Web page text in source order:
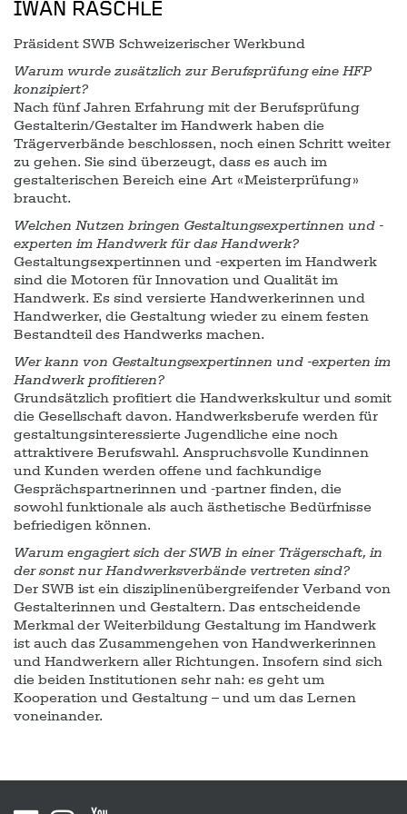
IWAN RASCHLE
Präsident SWB Schweizerischer Werkbund
Warum wurde zusätzlich zur Berufsprüfung eine HFP
konzipiert?
Nach fünf Jahren Erfahrung mit der Berufsprüfung
Gestalterin/Gestalter im Handwerk haben die
Trägerverbände beschlossen, noch einen Schritt weiter
zu gehen. Sie sind überzeugt, dass es auch im
gestalterischen Bereich eine Art «Meisterprüfung»
braucht.
Welchen Nutzen bringen Gestaltungsexpertinnen und -
experten im Handwerk für das Handwerk?
Gestaltungsexpertinnen und -experten im Handwerk
sind die Motoren für Innovation und Qualität im
Handwerk. Es sind versierte Handwerkerinnen und
Handwerker, die Gestaltung wieder zu einem festen
Bestandteil des Handwerks machen.
Wer kann von Gestaltungsexpertinnen und -experten im
Handwerk profitieren?
Grundsätzlich profitiert die Handwerkskultur und somit
die Gesellschaft davon. Handwerksberufe werden für
gestaltungsinteressierte Jugendliche eine noch
attraktivere Berufswahl. Anspruchsvolle Kundinnen
und Kunden werden offene und fachkundige
Gesprächspartnerinnen und -partner finden, die
sowohl funktionale als auch ästhetische Bedürfnisse
befriedigen können.
Warum engagiert sich der SWB in einer Trägerschaft, in
der sonst nur Handwerksverbände vertreten sind?
Der SWB ist ein disziplinenübergreifender Verband von
Gestalterinnen und Gestaltern. Das entscheidende
Merkmal der Weiterbildung Gestaltung im Handwerk
ist auch das Zusammengehen von Handwerkerinnen
und Handwerkern aller Richtungen. Insofern sind sich
die beiden Institutionen sehr nah: es geht um
Kooperation und Gestaltung – und um das Lernen
voneinander.